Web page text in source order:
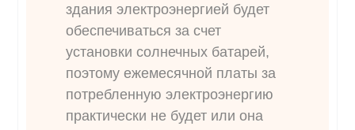
здания электроэнергией будет
обеспечиваться за счет
установки солнечных батарей,
поэтому ежемесячной платы за
потребленную электроэнергию
практически не будет или она